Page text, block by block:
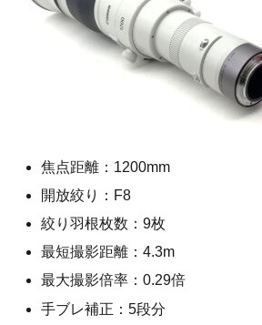
焦点距離：1200mm
開放絞り：F8
絞り羽根枚数：9枚
最短撮影距離：4.3m
最大撮影倍率：0.29倍
手ブレ補正：5段分